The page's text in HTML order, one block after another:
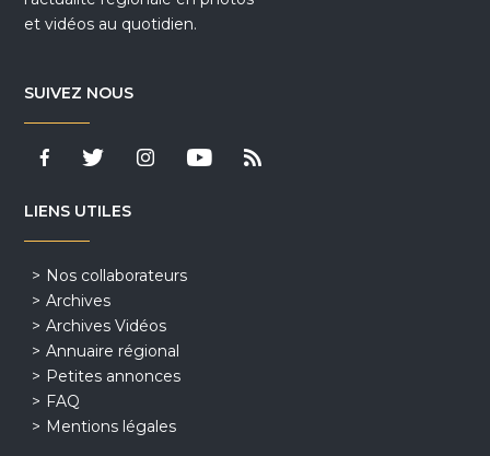
et vidéos au quotidien.
SUIVEZ NOUS
LIENS UTILES
Nos collaborateurs
Archives
Archives Vidéos
Annuaire régional
Petites annonces
FAQ
Mentions légales